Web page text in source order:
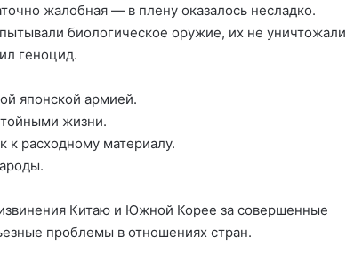
жалобная — в плену оказалось несладко.
биологическое оружие, их не уничтожали
геноцид.
японской армией.
жизни.
расходному материалу.
Китаю и Южной Корее за совершенные
проблемы в отношениях стран.